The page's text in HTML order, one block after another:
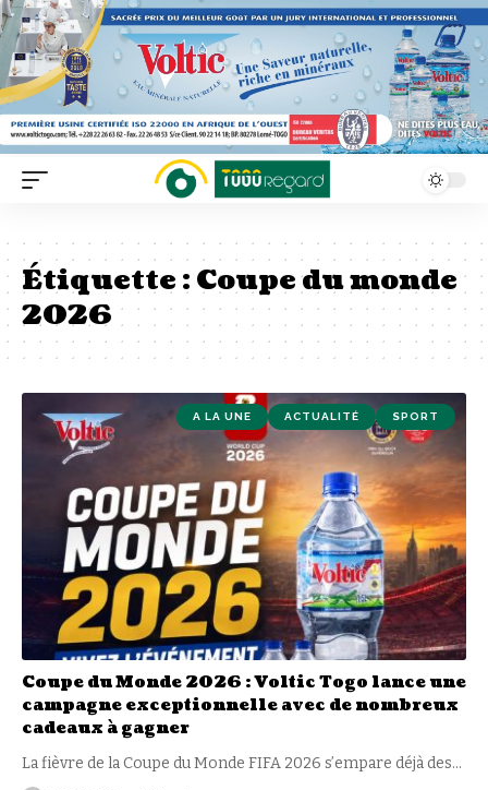
Étiquette :Coupe du monde
2026
A LA UNE ACTUALITÉ SPORT
Coupe du Monde 2026 : Voltic Togo lance une
campagne exceptionnelle avec de nombreux
cadeaux à gagner
La fièvre de la Coupe du Monde FIFA 2026 s’empare déjà des…